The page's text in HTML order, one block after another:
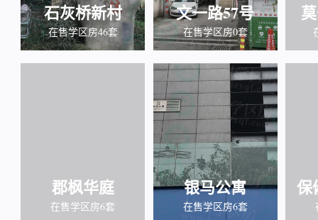
石灰桥新村
在售学区房46套
文一路57号
在售学区房0套
郡枫华庭
在售学区房6套
银马公寓
在售学区房6套
保